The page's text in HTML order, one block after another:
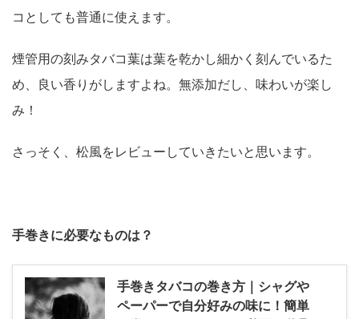
コとしても普通に使えます。
煙管用の刻みタバコ葉は葉を乾かし細かく刻んでいるた
め、良い香りがしますよね。無添加だし、味わいが楽し
み！
さっそく、松風をレビューしていきたいと思います。
手巻きに必要なものは？
手巻きタバコの巻き方｜シャグや
ペーパーで自分好みの味に！簡単